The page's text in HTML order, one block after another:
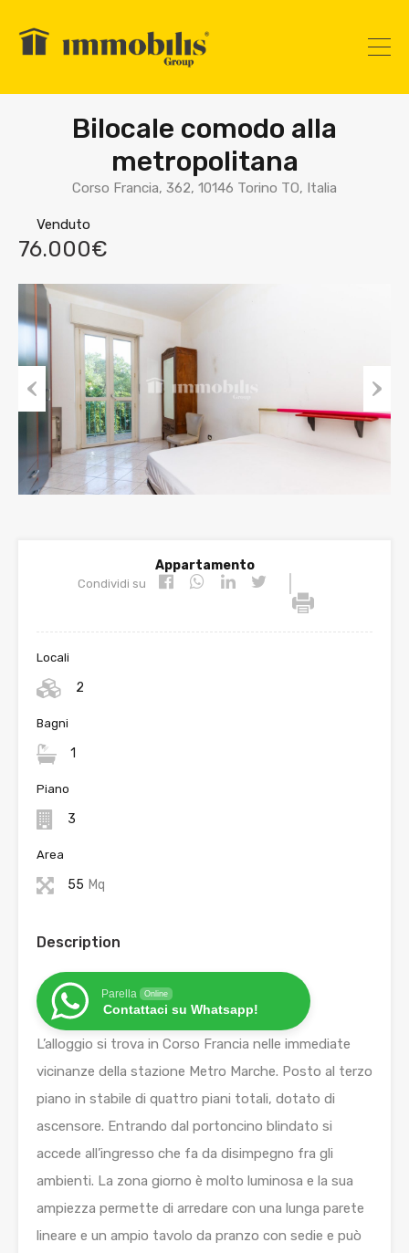
Bilocale comodo alla
metropolitana
Corso Francia, 362, 10146 Torino TO, Italia
Venduto
76.000€
Nex
Appartamento
Condividi su
Locali
2
Bagni
1
Piano
3
Area
55 Mq
Description
Parella Online
Contattaci su Whatsapp!
L’alloggio si trova in Corso Francia nelle immediate
vicinanze della stazione Metro Marche. Posto al terzo
piano in stabile di quattro piani totali, dotato di
ascensore. Entrando dal portoncino blindato si
accede all’ingresso che fa da disimpegno fra gli
ambienti. La zona giorno è molto luminosa e la sua
ampiezza permette di arredare con una lunga parete
lineare e un ampio tavolo da pranzo con sedie e può